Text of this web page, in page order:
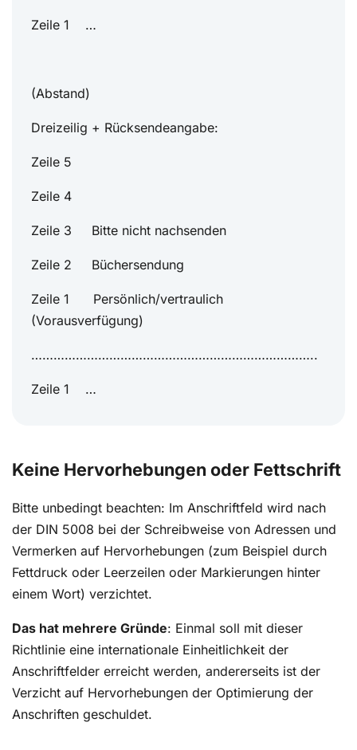
Zeile 1 …
(Abstand)
Dreizeilig + Rücksendeangabe:
Zeile 5
Zeile 4
Zeile 3 Bitte nicht nachsenden
Zeile 2 Büchersendung
Zeile 1 Persönlich/vertraulich
(Vorausverfügung)
…………………………………………………………………..
Zeile 1 …
Keine Hervorhebungen oder Fettschrift
Bitte unbedingt beachten: Im Anschriftfeld wird nach
der DIN 5008 bei der Schreibweise von Adressen und
Vermerken auf Hervorhebungen (zum Beispiel durch
Fettdruck oder Leerzeilen oder Markierungen hinter
einem Wort) verzichtet.
Das hat mehrere Gründe: Einmal soll mit dieser
Richtlinie eine internationale Einheitlichkeit der
Anschriftfelder erreicht werden, andererseits ist der
Verzicht auf Hervorhebungen der Optimierung der
Anschriften geschuldet.